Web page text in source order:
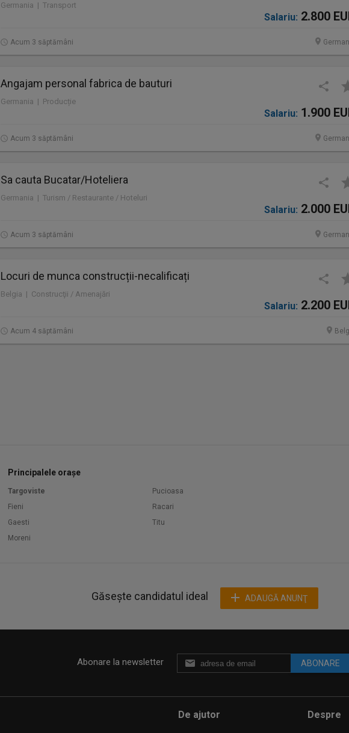
Germania | Transport
Salariu: 2.800
Acum 3 săptămâni
Angajam personal fabrica de bauturi
Germania | Producție
Salariu: 1.900
Acum 3 săptămâni
Sa cauta Bucatar/Hoteliera
Germania | Turism / Restaurante / Hoteluri
Salariu: 2.000
Acum 3 săptămâni
Locuri de munca construcții-necalificați
Belgia | Construcţii / Amenajări
Salariu: 2.200
Acum 4 săptămâni
Principalele orașe
Targoviste
Fieni
Gaesti
Moreni
Pucioasa
Racari
Titu
Găsește candidatul ideal ADAUGĂ ANUNŢ
Abonare la newsletter ABONARE
De ajutor Despre